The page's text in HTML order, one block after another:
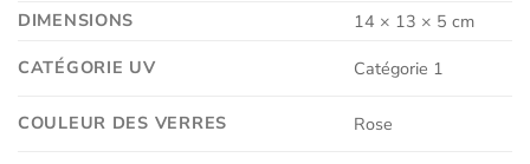
DIMENSIONS
14 × 13 × 5 cm
CATÉGORIE UV
Catégorie 1
COULEUR DES VERRES Rose